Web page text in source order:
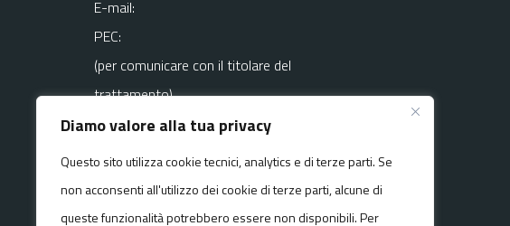
Diamo valore alla tua privacy
Questo sito utilizza cookie tecnici, analytics e di terze parti. Se
non acconsenti all'utilizzo dei cookie di terze parti, alcune di
queste funzionalità potrebbero essere non disponibili. Per
E-mail:
PEC:
(per comunicare con il titolare del
trattamento)
La mail del DPO va usata SOLO per
questioni
riguardanti la privacy